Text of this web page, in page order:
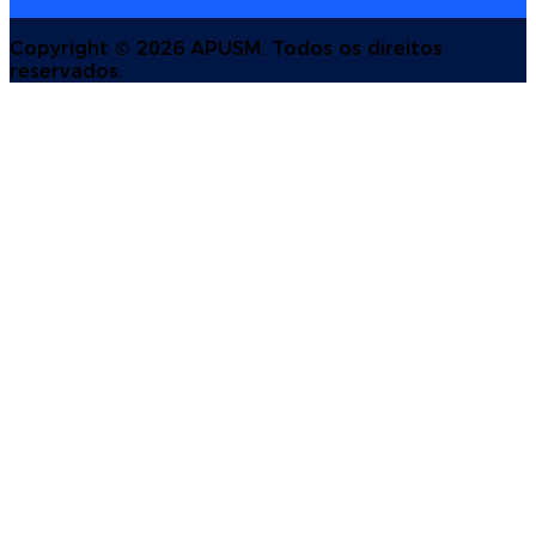
Copyright © 2026 APUSM. Todos os direitos
reservados.